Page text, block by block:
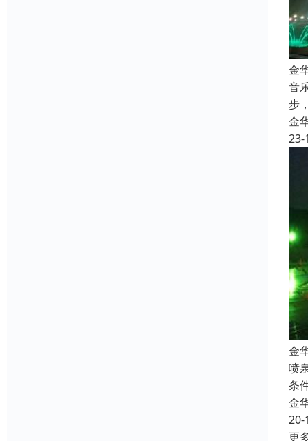
金
音
步
金
23-
金
喷
条
金
20-
更